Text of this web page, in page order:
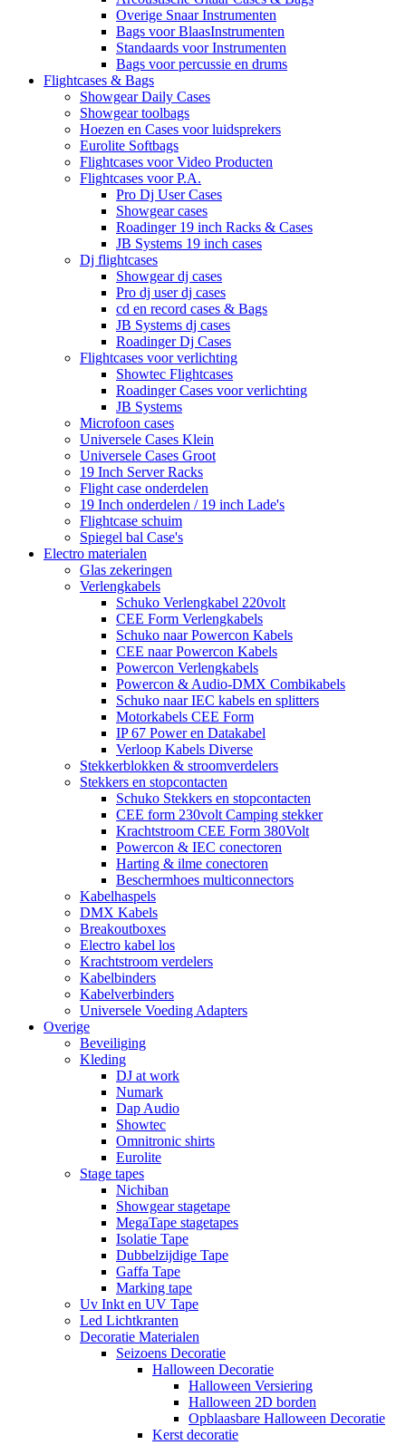
Overige Snaar Instrumenten
Bags voor BlaasInstrumenten
Standaards voor Instrumenten
Bags voor percussie en drums
Flightcases & Bags
Showgear Daily Cases
Showgear toolbags
Hoezen en Cases voor luidsprekers
Eurolite Softbags
Flightcases voor Video Producten
Flightcases voor P.A.
Pro Dj User Cases
Showgear cases
Roadinger 19 inch Racks & Cases
JB Systems 19 inch cases
Dj flightcases
Showgear dj cases
Pro dj user dj cases
cd en record cases & Bags
JB Systems dj cases
Roadinger Dj Cases
Flightcases voor verlichting
Showtec Flightcases
Roadinger Cases voor verlichting
JB Systems
Microfoon cases
Universele Cases Klein
Universele Cases Groot
19 Inch Server Racks
Flight case onderdelen
19 Inch onderdelen / 19 inch Lade's
Flightcase schuim
Spiegel bal Case's
Electro materialen
Glas zekeringen
Verlengkabels
Schuko Verlengkabel 220volt
CEE Form Verlengkabels
Schuko naar Powercon Kabels
CEE naar Powercon Kabels
Powercon Verlengkabels
Powercon & Audio-DMX Combikabels
Schuko naar IEC kabels en splitters
Motorkabels CEE Form
IP 67 Power en Datakabel
Verloop Kabels Diverse
Stekkerblokken & stroomverdelers
Stekkers en stopcontacten
Schuko Stekkers en stopcontacten
CEE form 230volt Camping stekker
Krachtstroom CEE Form 380Volt
Powercon & IEC conectoren
Harting & ilme conectoren
Beschermhoes multiconnectors
Kabelhaspels
DMX Kabels
Breakoutboxes
Electro kabel los
Krachtstroom verdelers
Kabelbinders
Kabelverbinders
Universele Voeding Adapters
Overige
Beveiliging
Kleding
DJ at work
Numark
Dap Audio
Showtec
Omnitronic shirts
Eurolite
Stage tapes
Nichiban
Showgear stagetape
MegaTape stagetapes
Isolatie Tape
Dubbelzijdige Tape
Gaffa Tape
Marking tape
Uv Inkt en UV Tape
Led Lichtkranten
Decoratie Materialen
Seizoens Decoratie
Halloween Decoratie
Halloween Versiering
Halloween 2D borden
Opblaasbare Halloween Decoratie
Kerst decoratie